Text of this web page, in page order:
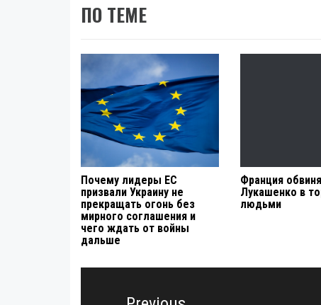
ПО ТЕМЕ
Почему лидеры ЕС
призвали Украину не
прекращать огонь без
мирного соглашения и
чего ждать от войны
дальше
Франция
Лукашенко в
людьми
Навигация